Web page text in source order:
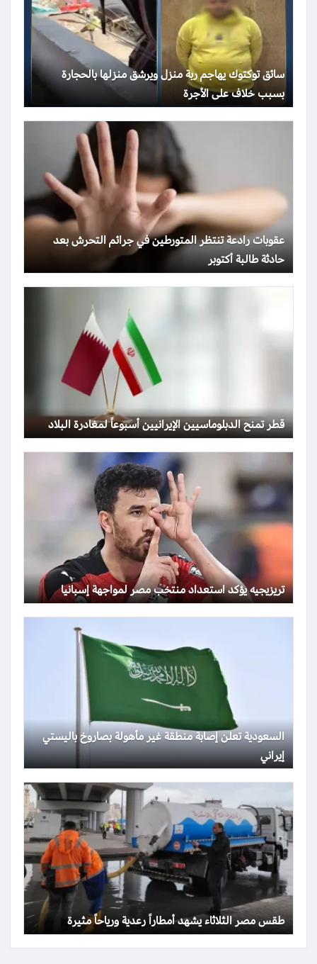
سائق توكتوك يهاجم ربة منزل ويرشق منزلها بالحجارة
بسبب خلاف على الأجرة
عقوبات رادعة تنتظر المتورطين في جرائم التحرش بعد
حادثة طالبة أكتوبر
قطر تمنح الدبلوماسيين الإيرانيين أسبوعاً لمغادرة البلاد
تريزيجيه يؤكد استعداد منتخب مصر لمواجهة إسبانيا
السعودية تعلن إصابة منطقة غير مأهولة بصاروخ باليستي
إيراني
طقس مصر الثلاثاء يشهد أمطاراً رعدية ورياحاً مثيرة